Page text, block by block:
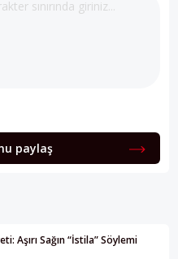
paylaş
Aşırı Sağın “İstila” Söylemi